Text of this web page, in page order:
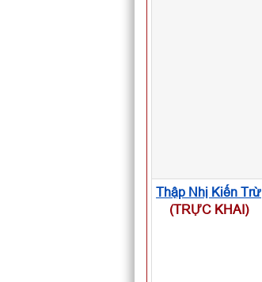
Thập Nhị Kiến Trừ
(TRỰC KHAI)